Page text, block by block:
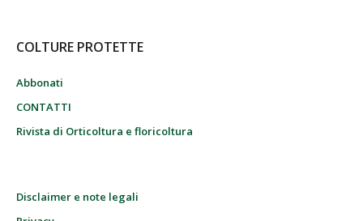
COLTURE PROTETTE
Abbonati
CONTATTI
Rivista di Orticoltura e floricoltura
Disclaimer e note legali